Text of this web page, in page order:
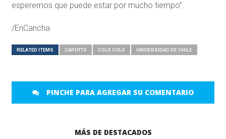
esperemos que puede estar por mucho tiempo”.
/EnCancha
RELATED ITEMS CAPUTTO COLO COLO UNIVERSIDAD DE CHILE
PINCHE PARA AGREGAR SU COMENTARIO
MÁS DE DESTACADOS